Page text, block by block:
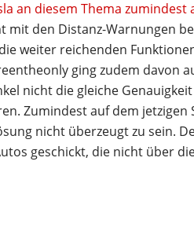
an diesem Thema zumindest
den Distanz-Warnungen
weiter reichenden
ging zudem davon
nicht die gleiche
Zumindest auf dem jetzigen
nicht überzeugt zu sein.
geschickt, die nicht über